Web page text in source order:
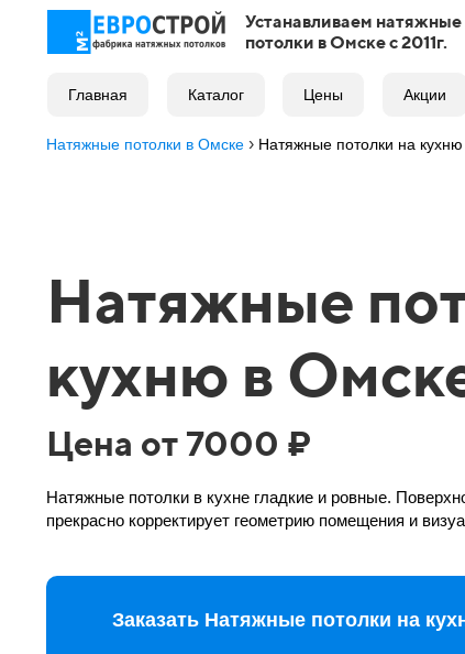
Устанавливаем натяжные
потолки в Омске с 2011г.
Главная Каталог Цены Акции
Натяжные потолки в Омске › Натяжные потолки на
Натяжные
кухню в
Цена от 7000 ₽
Натяжные потолки в кухне гладкие и ровные.
прекрасно корректирует геометрию помещения и
Заказать Натяжные потолки на